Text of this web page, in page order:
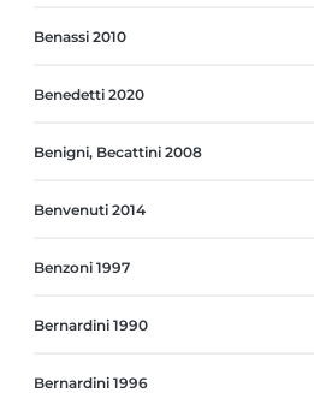
Benassi 2010
Benedetti 2020
Benigni, Becattini 2008
Benvenuti 2014
Benzoni 1997
Bernardini 1990
Bernardini 1996